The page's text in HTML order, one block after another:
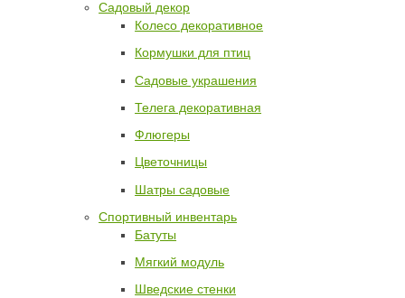
Садовый декор
Колесо декоративное
Кормушки для птиц
Садовые украшения
Телега декоративная
Флюгеры
Цветочницы
Шатры садовые
Спортивный инвентарь
Батуты
Мягкий модуль
Шведские стенки